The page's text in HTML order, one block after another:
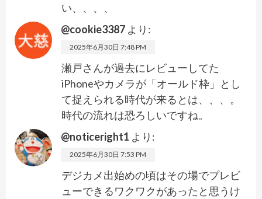
い、、、、
@cookie3387 より:
2025年6月30日 7:48 PM
瀬戸さんが過去にレビューしてた
iPhoneやカメラが「オールド枠」とし
て捉えられる時代が来るとは、、、。
時代の流れは恐ろしいですね。
@noticeright1 より:
2025年6月30日 7:53 PM
デジカメ出始めの頃はその場でプレビ
ューできるワクワクがあったと思うけ